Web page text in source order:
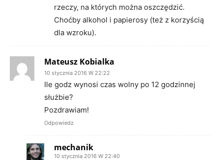
rzeczy, na których można oszczędzić.
Choćby alkohol i papierosy (też z korzyścią
dla wzroku).
Mateusz Kobialka
10 stycznia 2016 W 22:22
Ile godz wynosi czas wolny po 12 godzinnej
służbie?
Pozdrawiam!
Odpowiedz
mechanik
10 stycznia 2016 W 22:40